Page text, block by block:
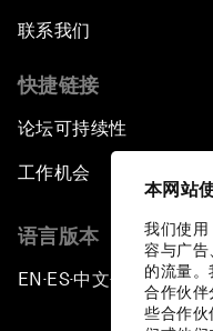
本网站
我们使用
容与广告
的流量
合作伙伴
些合作伙
联系我们
快捷链接
论坛可持续性
工作机会
语言版本
EN ▪ES▪中文▪ 日本語